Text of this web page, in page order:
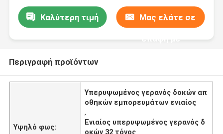
Καλύτερη τιμή Μας ελάτε σε
επαφή με
Περιγραφή προϊόντων
Υψηλό φως:
Υπερυψωμένος γερανός δοκών απ
οθηκών εμπορευμάτων ενιαίος
,
Ενιαίος υπερυψωμένος γερανός δ
οκών 32 τόνος